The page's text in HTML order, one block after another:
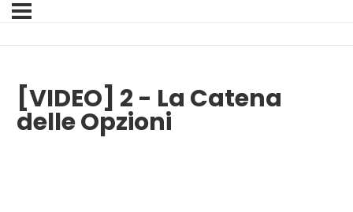
[VIDEO] 2 - La Catena
delle Opzioni